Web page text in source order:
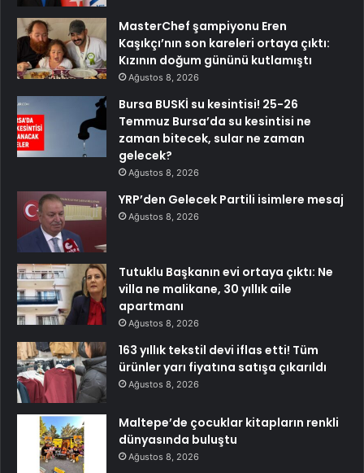
MasterChef şampiyonu Eren
Kaşıkçı’nın son kareleri ortaya çıktı:
Kızının doğum gününü kutlamıştı
Ağustos 8, 2026
Bursa BUSKİ su kesintisi! 25-26
Temmuz Bursa’da su kesintisi ne
zaman bitecek, sular ne zaman
gelecek?
Ağustos 8, 2026
YRP’den Gelecek Partili isimlere mesaj
Ağustos 8, 2026
Tutuklu Başkanın evi ortaya çıktı: Ne
villa ne malikane, 30 yıllık aile
apartmanı
Ağustos 8, 2026
163 yıllık tekstil devi iflas etti! Tüm
ürünler yarı fiyatına satışa çıkarıldı
Ağustos 8, 2026
Maltepe’de çocuklar kitapların renkli
dünyasında buluştu
Ağustos 8, 2026